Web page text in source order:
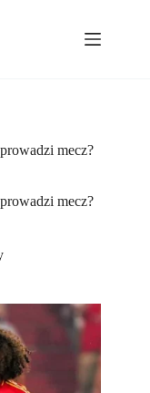
mecz?
mecz?